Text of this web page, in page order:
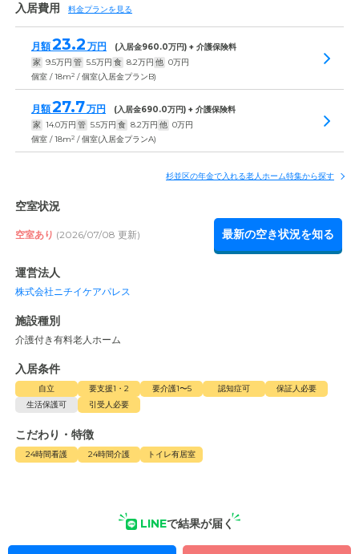
入居費用 料金プランを見る
月額23.2 万円 (入居金960.0万円) + 介護保険料
家 9.5万円 管 5.5万円 食 8.2万円 他 0万円
個室 / 18m2 / 個室(入居金プランB)
月額27.7万円 (入居金690.0万円) + 介護保険料
家 14.0万円 管 5.5万円 食 8.2万円 他 0万円
個室 / 18m2 / 個室(入居金プランA)
杉並区の年金で入れる老人ホーム特集から探す
空室状況
空室あり (2026/07/08 更新) 最新の空き状況を知る
運営法人
株式会社ニチイケアパレス
施設種別
介護付き有料老人ホーム
入居条件
自立 要支援1・2 要介護1〜5 認知症可
保証人必要
生活保護可
引受人必要
こだわり・特徴
24時間看護 24時間介護 トイレ有居室
LINEで結果が届く